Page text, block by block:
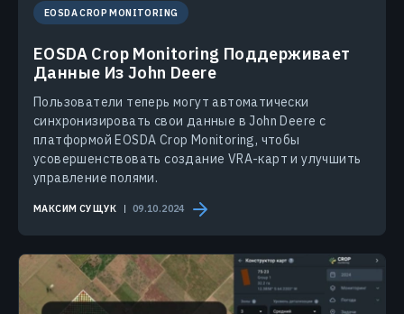
EOSDA CROP MONITORING
EOSDA Crop Monitoring Поддерживает
Данные Из John Deere
Пользователи теперь могут автоматически
синхронизировать свои данные в John Deere с
платформой EOSDA Crop Monitoring, чтобы
усовершенствовать создание VRA-карт и улучшить
управление полями.
МАКСИМ СУЩУК 09.10.2024